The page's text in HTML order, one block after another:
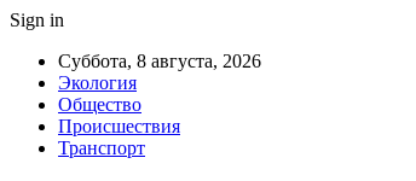
Sign in
Суббота, 8 августа, 2026
Экология
Общество
Происшествия
Транспорт